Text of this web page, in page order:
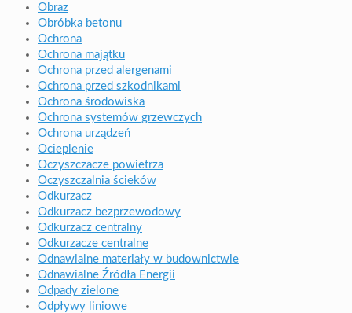
Obraz
Obróbka betonu
Ochrona
Ochrona majątku
Ochrona przed alergenami
Ochrona przed szkodnikami
Ochrona środowiska
Ochrona systemów grzewczych
Ochrona urządzeń
Ocieplenie
Oczyszczacze powietrza
Oczyszczalnia ścieków
Odkurzacz
Odkurzacz bezprzewodowy
Odkurzacz centralny
Odkurzacze centralne
Odnawialne materiały w budownictwie
Odnawialne Źródła Energii
Odpady zielone
Odpływy liniowe